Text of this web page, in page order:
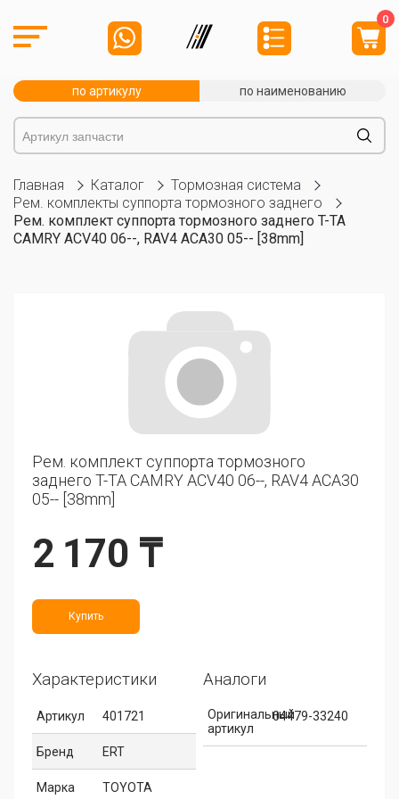
0
по артикулу по наименованию
Главная Каталог
Тормозная система
Рем. комплекты суппорта тормозного заднего
Рем. комплект суппорта тормозного заднего T-TA
CAMRY ACV40 06--, RAV4 ACA30 05-- [38mm]
Рем. комплект суппорта тормозного
заднего T-TA CAMRY ACV40 06--, RAV4 ACA30
05-- [38mm]
2 170 ₸
Купить
Характеристики
Артикул 401721
Бренд ERT
Марка TOYOTA
Аналоги
Оригинальный
артикул
04479-33240